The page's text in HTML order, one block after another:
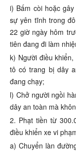
i) Bấm còi hoặc
sự yên tĩnh trong
22 giờ ngày hôm
tiên đang đi làm
k) Người điều
tô có trang bị dây
đang chạy;
l) Chở người ngồi
dây an toàn mà
2. Phạt tiền từ
điều khiển xe vi
a) Chuyển làn